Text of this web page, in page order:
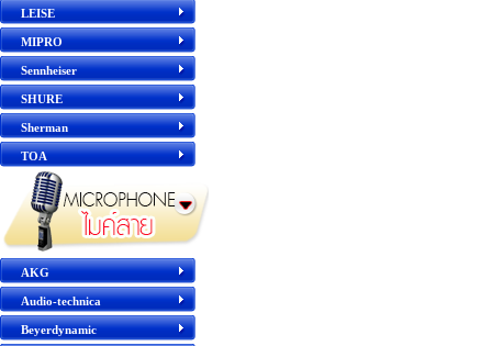
LEISE
MIPRO
Sennheiser
SHURE
Sherman
TOA
AKG
Audio-technica
Beyerdynamic